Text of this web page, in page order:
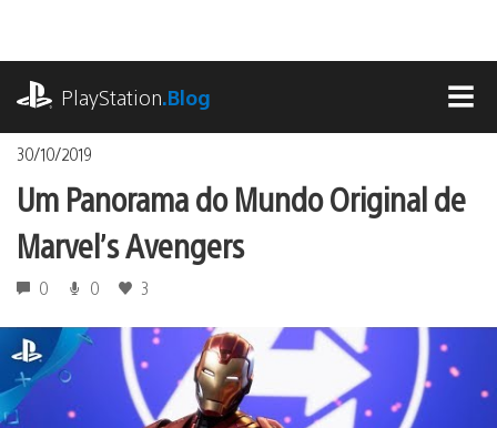
o
conteúdoPlayStation.Blog
30/10/2019
Um Panorama do Mundo Original de
Marvel’s Avengers
0 0 3